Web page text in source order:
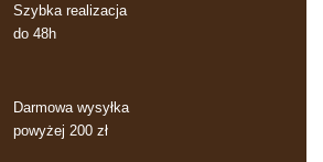
Szybka realizacja
do 48h
Darmowa wysyłka
powyżej 200 zł